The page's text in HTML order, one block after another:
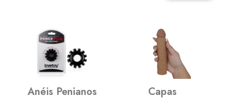
Anéis Penianos Capas